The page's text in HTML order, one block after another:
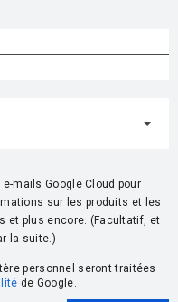
mails Google Cloud pour
sur les produits et les
et plus encore. (Facultatif, et
la suite.)
personnel seront traitées
de Google.